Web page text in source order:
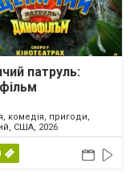
патруль:
комедія, пригоди,
США, 2026